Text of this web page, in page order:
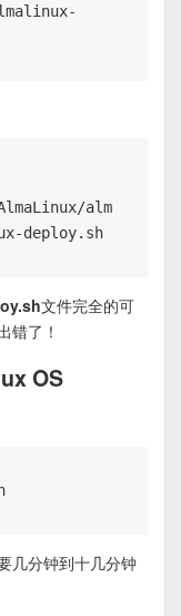
alm
deploy.sh
文件完全的可
错了！
OS
几分钟到十几分钟